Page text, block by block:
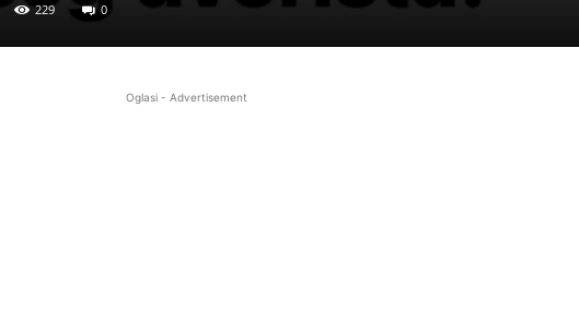
229 0
Oglasi - Advertisement